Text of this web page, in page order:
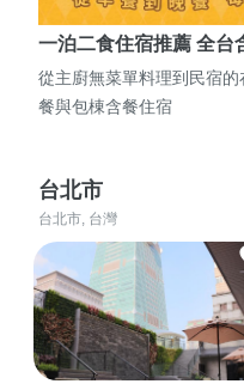
一泊二食住宿推薦 全台
從主廚無菜單料理到民宿
餐與包棟含餐住宿
台北市
台北市, 台灣